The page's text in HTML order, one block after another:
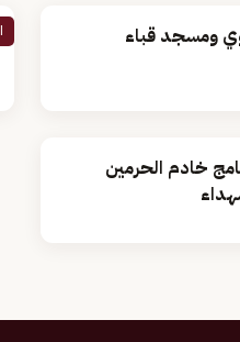
ومسجد قباء
خادم الحرمين